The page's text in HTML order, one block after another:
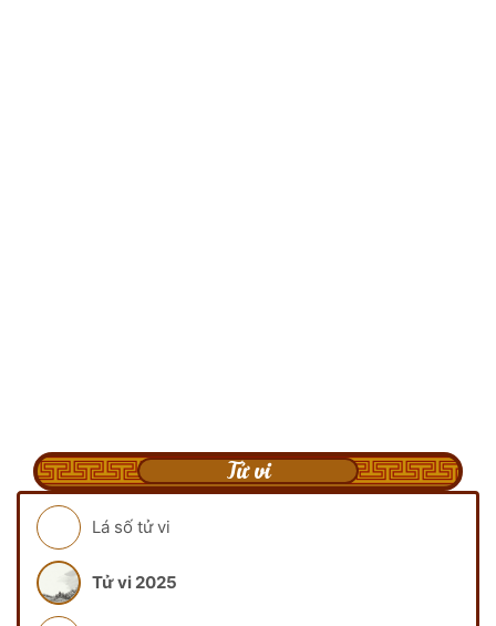
Tử vi
Lá số tử vi
Tử vi 2025